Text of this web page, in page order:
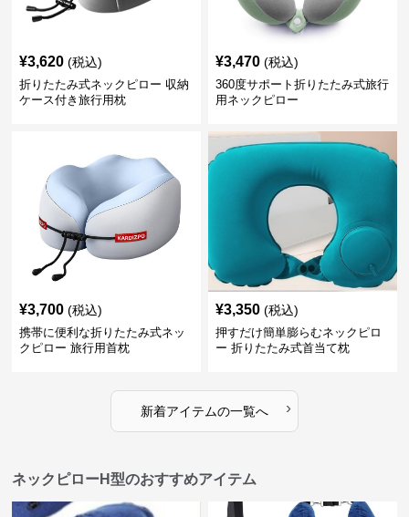
¥3,620 (税込)
折りたたみ式ネックピロー 収納
ケース付き旅行用枕
¥3,470 (税込)
360度サポート折りたたみ式旅行
用ネックピロー
¥3,700 (税込)
携帯に便利な折りたたみ式ネッ
クピロー 旅行用首枕
¥3,350 (税込)
押すだけ簡単膨らむネックピロ
ー 折りたたみ式首当て枕
新着アイテムの一覧へ ›
ネックピローH型のおすすめアイテム